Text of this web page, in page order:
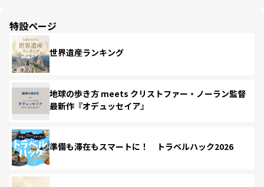
特設ページ
世界遺産ランキング
地球の歩き方 meets クリストファー・ノーラン監督
最新作『オデュッセイア』
準備も滞在もスマートに！ トラベルハック2026